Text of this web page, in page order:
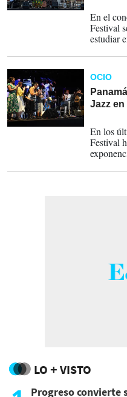
En el
Festival
estudiar
OCIO
Jazz
En los
Festival
unas
LO + VISTO
Progreso convierte